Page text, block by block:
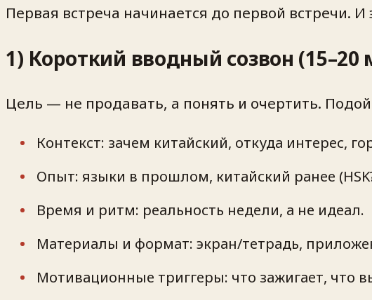
Первая встреча начинается до первой
1) Короткий вводный созвон (15–20
Цель — не продавать, а понять и очертить.
Контекст: зачем китайский, откуда интерес,
Опыт: языки в прошлом, китайский ранее
Время и ритм: реальность недели, а не идеал.
Материалы и формат: экран/тетрадь,
Мотивационные триггеры: что зажигает, что